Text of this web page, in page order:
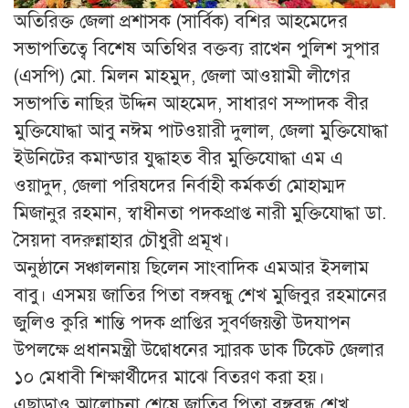
অতিরিক্ত জেলা প্রশাসক (সার্বিক) বশির আহমেদের
সভাপতিত্বে বিশেষ অতিথির বক্তব্য রাখেন পুলিশ সুপার
(এসপি) মো. মিলন মাহমুদ, জেলা আওয়ামী লীগের
সভাপতি নাছির উদ্দিন আহমেদ, সাধারণ সম্পাদক বীর
মুক্তিযোদ্ধা আবু নঈম পাটওয়ারী দুলাল, জেলা মুক্তিযোদ্ধা
ইউনিটের কমান্ডার যুদ্ধাহত বীর মুক্তিযোদ্ধা এম এ
ওয়াদুদ, জেলা পরিষদের নির্বাহী কর্মকর্তা মোহাম্মদ
মিজানুর রহমান, স্বাধীনতা পদকপ্রাপ্ত নারী মুক্তিযোদ্ধা ডা.
সৈয়দা বদরুন্নাহার চৌধুরী প্রমূখ।
অনুষ্ঠানে সঞ্চালনায় ছিলেন সাংবাদিক এমআর ইসলাম
বাবু। এসময় জাতির পিতা বঙ্গবন্ধু শেখ মুজিবুর রহমানের
জুলিও কুরি শান্তি পদক প্রাপ্তির সুবর্ণজয়ন্তী উদযাপন
উপলক্ষে প্রধানমন্ত্রী উদ্বোধনের স্মারক ডাক টিকেট জেলার
১০ মেধাবী শিক্ষার্থীদের মাঝে বিতরণ করা হয়।